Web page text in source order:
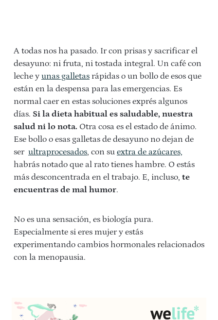
A todas nos ha pasado. Ir con prisas y sacrificar el
desayuno: ni fruta, ni tostada integral. Un café con
leche y unas galletas rápidas o un bollo de esos que
están en la despensa para las emergencias. Es
normal caer en estas soluciones exprés algunos
días. Si la dieta habitual es saludable, nuestra
salud ni lo nota. Otra cosa es el estado de ánimo.
Ese bollo o esas galletas de desayuno no dejan de
ser ultraprocesados, con su extra de azúcares,
habrás notado que al rato tienes hambre. O estás
más desconcentrada en el trabajo. E, incluso, te
encuentras de mal humor.
No es una sensación, es biología pura.
Especialmente si eres mujer y estás
experimentando cambios hormonales relacionados
con la menopausia.